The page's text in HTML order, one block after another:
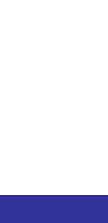
+ Raspberry Pi =